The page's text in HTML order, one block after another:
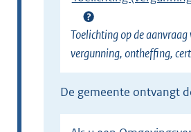
Toelichting op de aanvraag
vergunning, ontheffing,
de gemeente ontvangt